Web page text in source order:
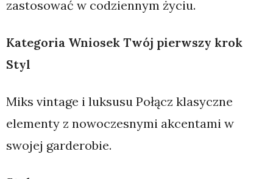
zastosować w codziennym życiu.
Kategoria Wniosek Twój pierwszy krok
Styl
Miks vintage i luksusu Połącz klasyczne
elementy z nowoczesnymi akcentami w
swojej garderobie.